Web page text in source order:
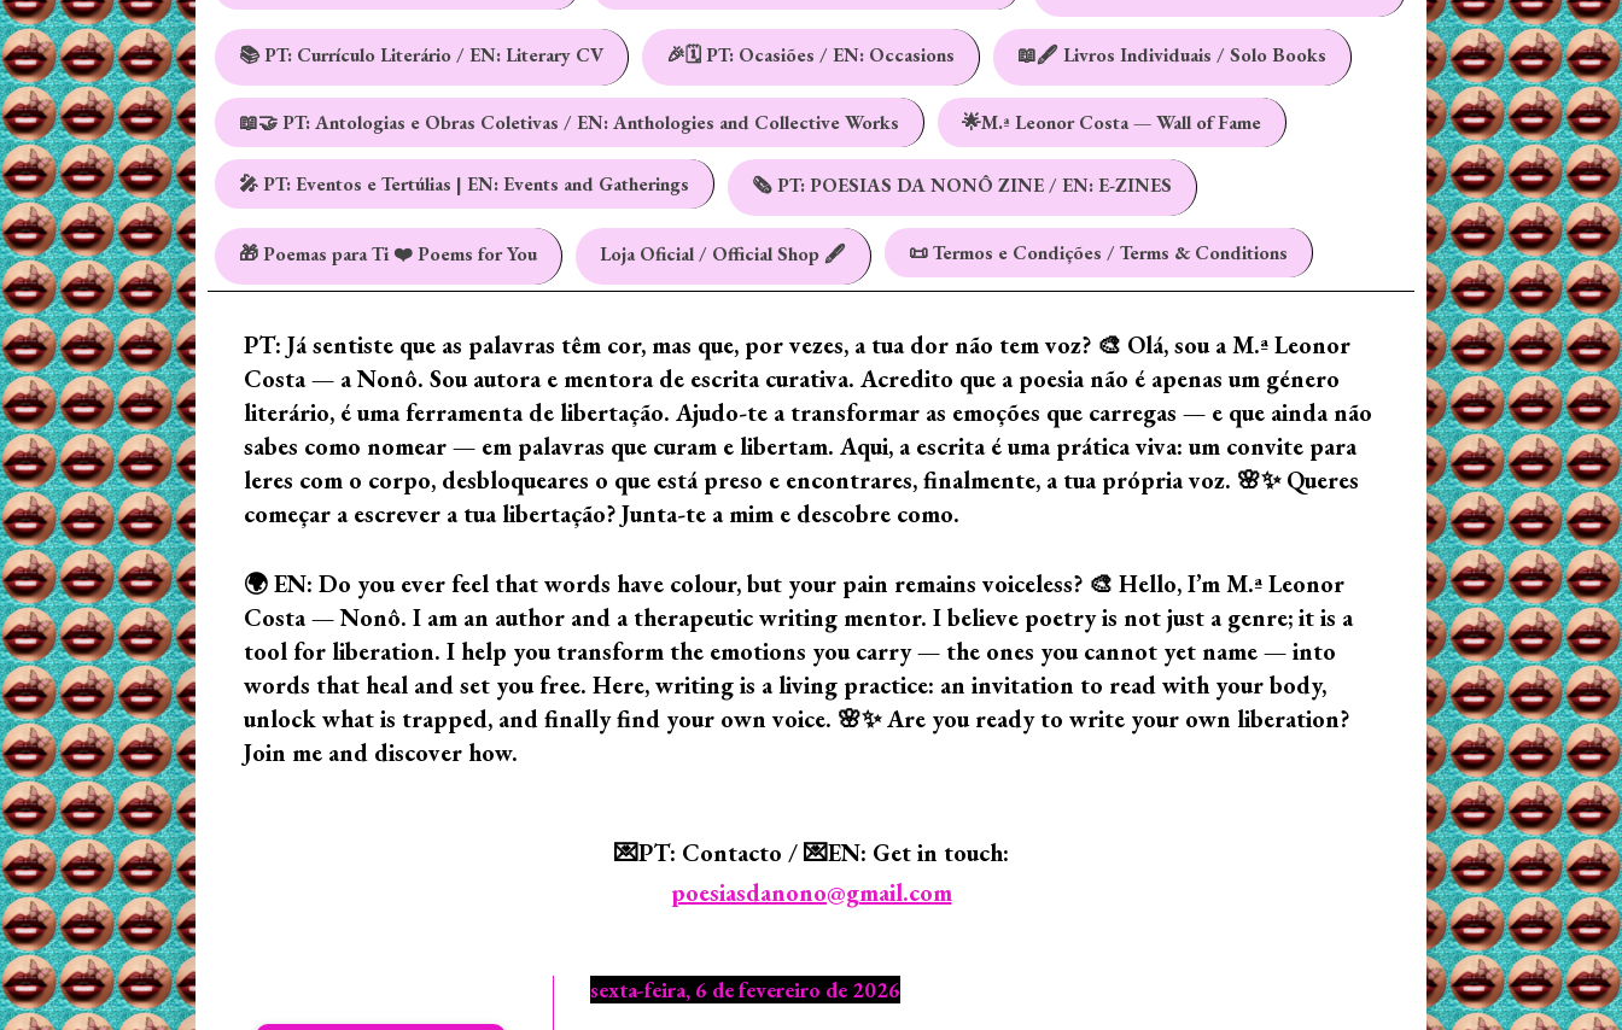
📚 PT: Currículo Literário / EN: Literary CV 🎉🗓️ PT: Ocasiões / EN: Occasions 📖🖋️ Livros Individuais / Solo Books
📖🤝 PT: Antologias e Obras Coletivas / EN: Anthologies and Collective Works 🌟M.ª Leonor Costa — Wall of Fame
🎤 PT: Eventos e Tertúlias | EN: Events and Gatherings 🗞️ PT: POESIAS DA NONÔ ZINE / EN: E-ZINES
🎁 Poemas para Ti ❤️ Poems for You Loja Oficial / Official Shop 🖋️ 📜 Termos e Condições / Terms & Conditions
PT: Já sentiste que as palavras têm cor, mas que, por vezes, a tua dor não tem voz? 🎨 Olá, sou a M.ª Leonor
Costa — a Nonô. Sou autora e mentora de escrita curativa. Acredito que a poesia não é apenas um género
literário, é uma ferramenta de libertação. Ajudo-te a transformar as emoções que carregas — e que ainda não
sabes como nomear — em palavras que curam e libertam. Aqui, a escrita é uma prática viva: um convite para
leres com o corpo, desbloqueares o que está preso e encontrares, finalmente, a tua própria voz. 🌸✨ Queres
começar a escrever a tua libertação? Junta-te a mim e descobre como.
🌍 EN: Do you ever feel that words have colour, but your pain remains voiceless? 🎨 Hello, I’m M.ª Leonor
Costa — Nonô. I am an author and a therapeutic writing mentor. I believe poetry is not just a genre; it is a
tool for liberation. I help you transform the emotions you carry — the ones you cannot yet name — into
words that heal and set you free. Here, writing is a living practice: an invitation to read with your body,
unlock what is trapped, and finally find your own voice. 🌸✨ Are you ready to write your own liberation?
Join me and discover how.
💌PT: Contacto / 💌EN: Get in touch:
poesiasdanono@gmail.com
sexta-feira, 6 de fevereiro de 2026